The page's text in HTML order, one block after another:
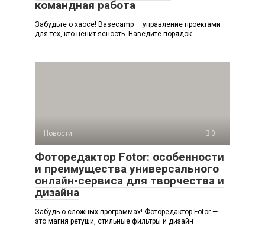
командная работа
Забудьте о хаосе! Basecamp — управление проектами
для тех, кто ценит ясность. Наведите порядок
Новости 0
Фоторедактор Fotor: особенности
и преимущества универсального
онлайн-сервиса для творчества и
дизайна
Забудь о сложных программах! Фоторедактор Fotor —
это магия ретуши, стильные фильтры и дизайн